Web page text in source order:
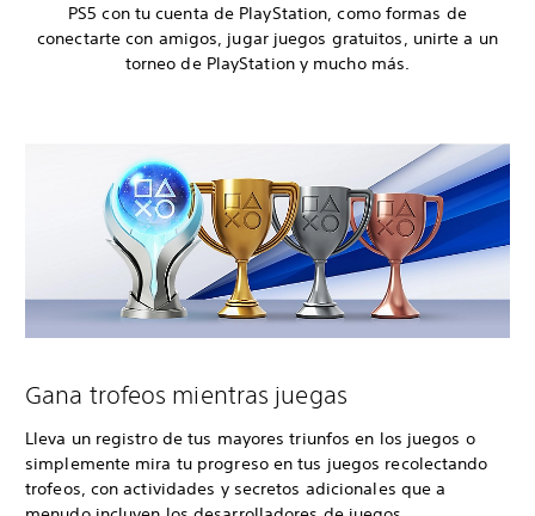
PS5 con tu cuenta de PlayStation, como formas de
conectarte con amigos, jugar juegos gratuitos, unirte a un
torneo de PlayStation y mucho más.
Gana trofeos mientras juegas
Lleva un registro de tus mayores triunfos en los juegos o
simplemente mira tu progreso en tus juegos recolectando
trofeos, con actividades y secretos adicionales que a